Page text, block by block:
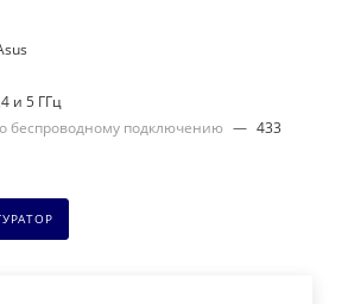
и 5 ГГц
беспроводному подключению — 433